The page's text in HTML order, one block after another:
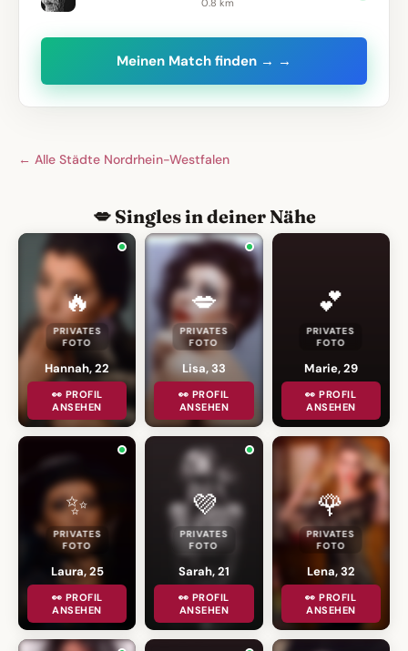
0.8 km
Meinen Match finden → →
← Alle Städte Nordrhein-Westfalen
💋 Singles in deiner Nähe
🔥
PRIVATES
FOTO
Hannah, 22
👀 PROFIL
ANSEHEN
💋
PRIVATES
FOTO
Lisa, 33
👀 PROFIL
ANSEHEN
💕
PRIVATES
FOTO
Marie, 29
👀 PROFIL
ANSEHEN
✨
PRIVATES
FOTO
Laura, 25
👀 PROFIL
ANSEHEN
💜
PRIVATES
FOTO
Sarah, 21
👀 PROFIL
ANSEHEN
🌹
PRIVATES
FOTO
Lena, 32
👀 PROFIL
ANSEHEN